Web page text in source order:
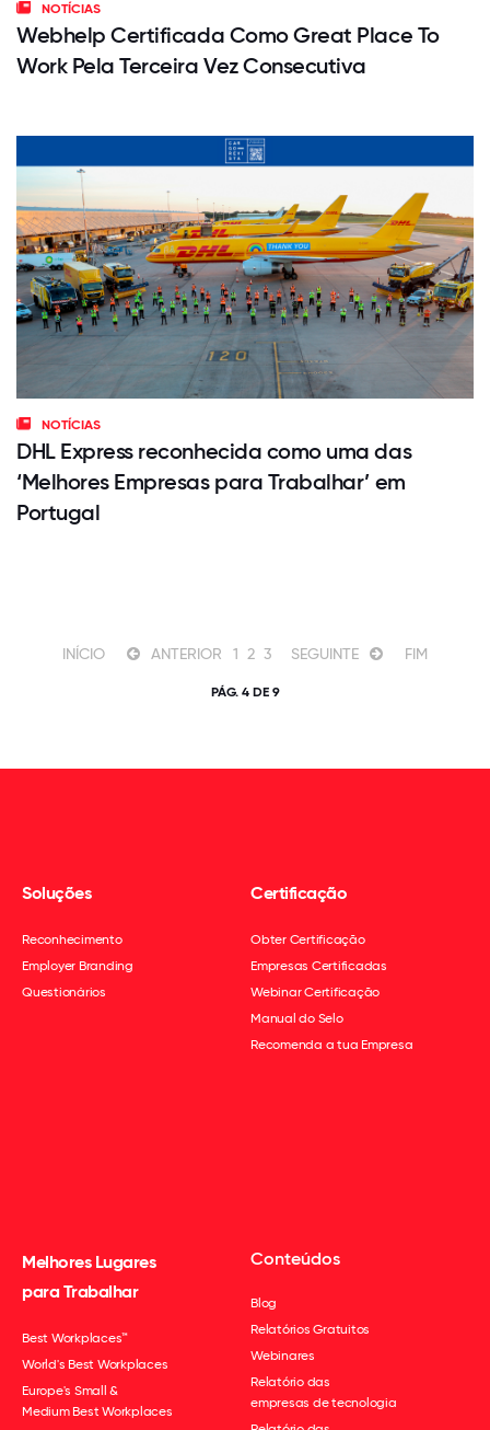
NOTÍCIAS
Webhelp Certificada Como Great Place To
Work Pela Terceira Vez Consecutiva
NOTÍCIAS
DHL Express reconhecida como uma das
‘Melhores Empresas para Trabalhar’ em
Portugal
INÍCIO ANTERIOR 1 2 3 SEGUINTE FIM
PÁG. 4 DE 9
Soluções
Reconhecimento
Employer Branding
Questionários
Certificação
Obter Certificação
Empresas Certificadas
Webinar Certificação
Manual do Selo
Recomenda a tua Empresa
Melhores Lugares
para Trabalhar
Best Workplaces™
World's Best Workplaces
Europe's Small &
Medium Best Workplaces
Conteúdos
Blog
Relatórios Gratuitos
Webinares
Relatório das
empresas de tecnologia